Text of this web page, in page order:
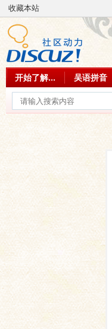
收藏本站
开始了解... 吴语拼音